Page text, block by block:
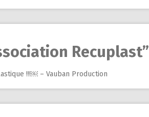
Recuplast”
!!!￼ – Vauban Production